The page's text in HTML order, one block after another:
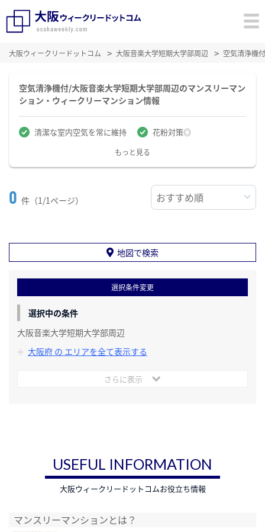
大阪ウィークリードットコム 大阪音楽大学短期大学部周辺 空気清浄機
空気清浄機付/大阪音楽大学短期大学部周辺のマンスリーマン
ション・ウィークリーマンション情報
清潔な室内空気を常に維持 花粉対策◎
もっと見る
0 件（1/1ページ）
地図で検索
選択条件変更
選択中の条件
大阪音楽大学短期大学部周辺
大阪府 の エリアを全て表示する
さらに表示
USEFUL INFORMATION
大阪ウィークリードットコムお役立ち情報
マンスリーマンションとは？